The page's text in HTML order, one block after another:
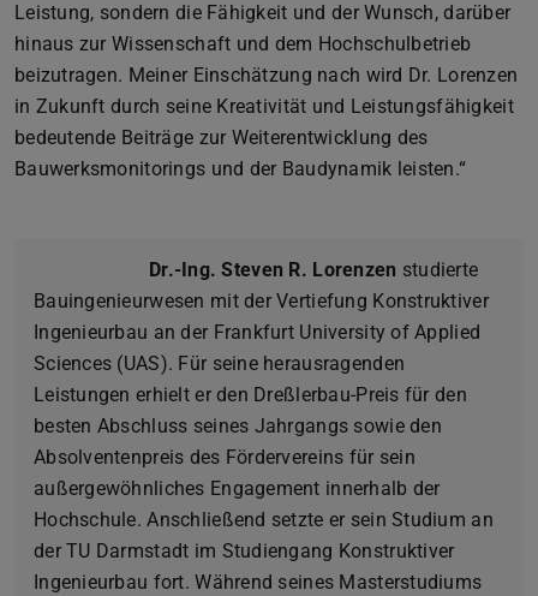
Leistung, sondern die Fähigkeit und der Wunsch, darüber
hinaus zur Wissenschaft und dem Hochschulbetrieb
beizutragen. Meiner Einschätzung nach wird Dr. Lorenzen
in Zukunft durch seine Kreativität und Leistungsfähigkeit
bedeutende Beiträge zur Weiterentwicklung des
Bauwerksmonitorings und der Baudynamik leisten.“
Dr.-Ing. Steven R. Lorenzen studierte
Bauingenieurwesen mit der Vertiefung Konstruktiver
Ingenieurbau an der Frankfurt University of Applied
Sciences (UAS). Für seine herausragenden
Leistungen erhielt er den Dreßlerbau-Preis für den
besten Abschluss seines Jahrgangs sowie den
Absolventenpreis des Fördervereins für sein
außergewöhnliches Engagement innerhalb der
Hochschule. Anschließend setzte er sein Studium an
der TU Darmstadt im Studiengang Konstruktiver
Ingenieurbau fort. Während seines Masterstudiums